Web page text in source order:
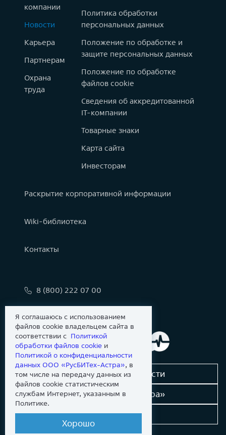
компании
Новости
Карьера
Партнерам
Охрана
труда
Политика обработки
персональных данных
Положение по обработке и
защите персональных данных
Положение по обработке
файлов cookie
Сведения об аккредитованной
IT-компании
Товарные знаки
Карта сайта
Инвесторам
Раскрытие корпоративной информации
Wiki-библиотека
Контакты
8 (800) 222 07 00
Сообщить об уязвимости
Новости «Группы Астра»
Dev-портал
Я соглашаюсь с использованием
файлов cookie владельцем сайта в
соответствии с Политикой
обработки файлов сookie и
Политикой о конфиденциальности
данных ООО «РусБИТех-Астра», в
том числе на передачу данных из
файлов cookie статистическим
службам Интернет, указанным в
Политике.
Хорошо